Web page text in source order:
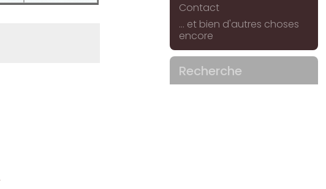
Contact
... et bien d'autres choses
encore
Recherche